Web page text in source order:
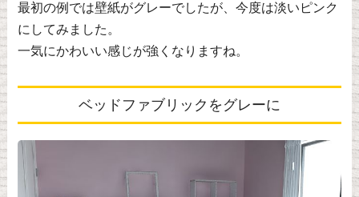
最初の例では壁紙がグレーでしたが、今度は淡いピンク
にしてみました。
一気にかわいい感じが強くなりますね。
ベッドファブリックをグレーに